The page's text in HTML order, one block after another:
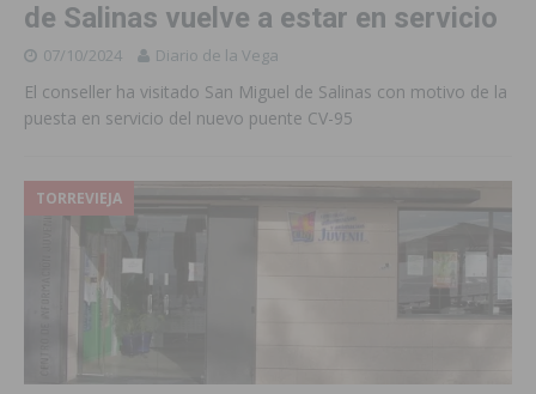
de Salinas vuelve a estar en servicio
07/10/2024 Diario de la Vega
El conseller ha visitado San Miguel de Salinas con motivo de la
puesta en servicio del nuevo puente CV-95
TORREVIEJA